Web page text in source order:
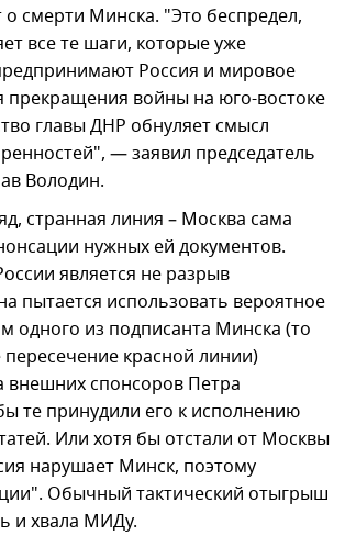
смерти Минска. "Это беспредел,
все те шаги, которые уже
Россия и мировое
прекращения войны на юго-востоке
главы ДНР обнуляет смысл
— заявил председатель
Володин.
странная линия – Москва сама
нужных ей документов.
является не разрыв
пытается использовать вероятное
одного из подписанта Минска (то
красной линии)
внешних спонсоров Петра
те принудили его к исполнению
Или хотя бы отстали от Москвы
нарушает Минск, поэтому
Обычный тактический отыгрыш
и хвала МИДу.